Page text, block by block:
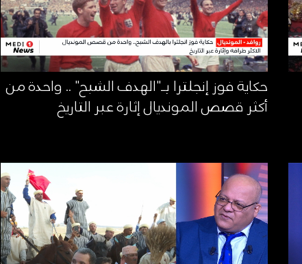
حكاية فوز إنجلترا بـ"الهدف الشبح" .. واحدة من
أكثر قصص المونديال إثارة عبر التاريخ